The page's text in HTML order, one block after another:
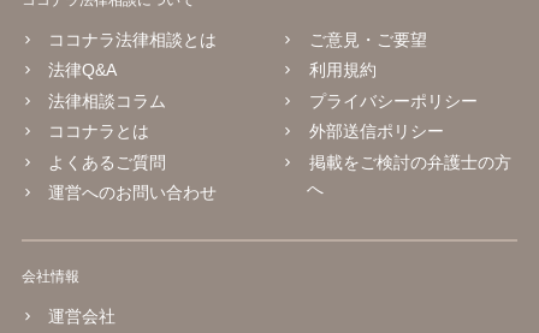
ココナラ法律相談とは
法律Q&A
法律相談コラム
ココナラとは
よくあるご質問
運営へのお問い合わせ
ご意見・ご要望
利用規約
プライバシーポリシー
外部送信ポリシー
掲載をご検討の弁護士の方
へ
会社情報
運営会社